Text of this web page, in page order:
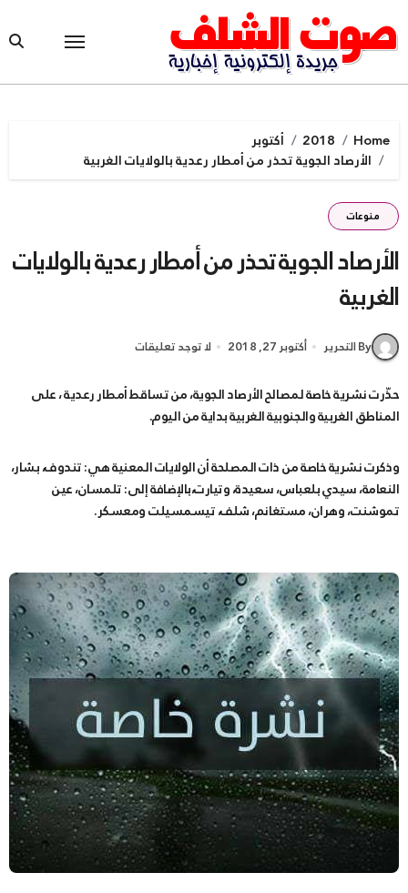
to
content
Home
2018
أكتوبر
الأرصاد الجوية تحذر من أمطار رعدية بالولايات الغربية
منوعات
الأرصاد الجوية تحذر من أمطار رعدية بالولايات
الغربية
By التحرير أكتوبر 27, 2018 لا توجد تعليقات
حذّرت نشرية خاصة لمصالح الأرصاد الجوية، من تساقط أمطار رعدية ، على
المناطق الغربية والجنوبية الغربية بداية من اليوم.
وذكرت نشرية خاصة من ذات المصلحة أن الولايات المعنية هي: تندوف، بشار،
النعامة، سيدي بلعباس، سعيدة، وتيارت،بالإضافة إلى: تلمسان، عين
تموشنت، وهران، مستغانم، شلف، تيسمسيلت ومعسكر.